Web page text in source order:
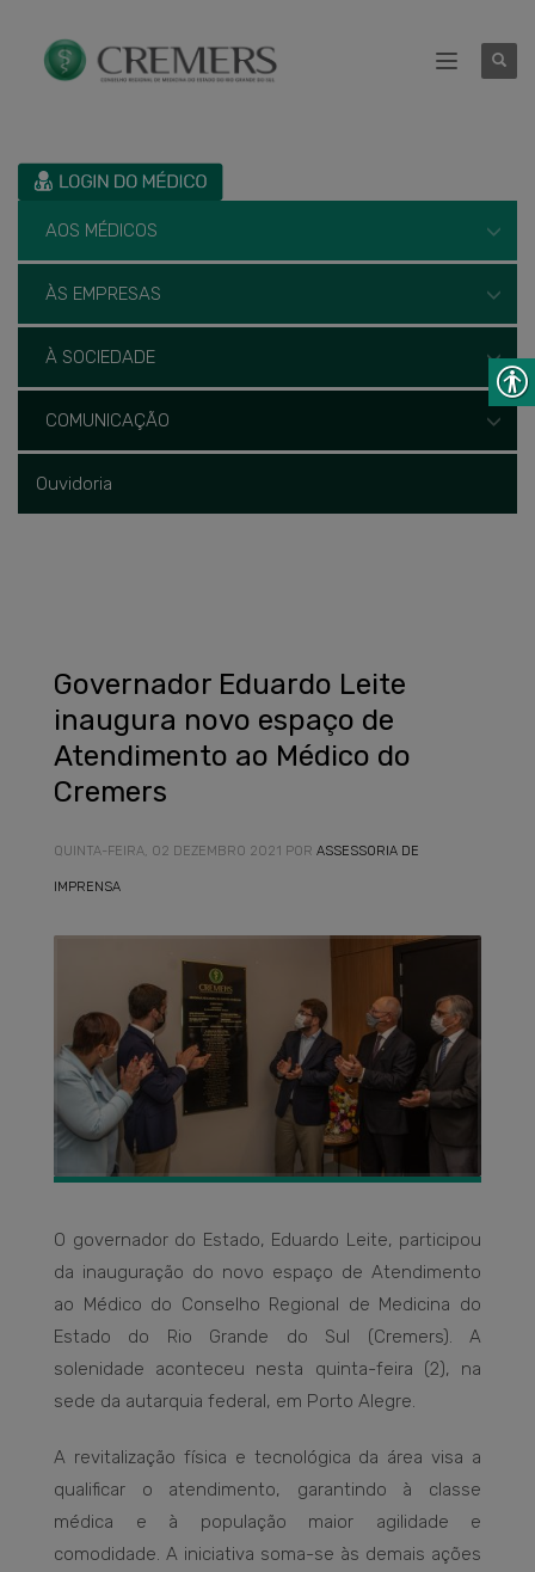
AOS MÉDICOS
ÀS EMPRESAS
À SOCIEDADE
COMUNICAÇÃO
Ouvidoria
Governador Eduardo Leite
inaugura novo espaço de
Atendimento ao Médico do
Cremers
QUINTA-FEIRA, 02 DEZEMBRO 2021 POR ASSESSORIA DE
IMPRENSA
O governador do Estado, Eduardo Leite, participou
da inauguração do novo espaço de Atendimento
ao Médico do Conselho Regional de Medicina do
Estado do Rio Grande do Sul (Cremers). A
solenidade aconteceu nesta quinta-feira (2), na
sede da autarquia federal, em Porto Alegre.
A revitalização física e tecnológica da área visa a
qualificar o atendimento, garantindo à classe
médica e à população maior agilidade e
comodidade. A iniciativa soma-se às demais ações